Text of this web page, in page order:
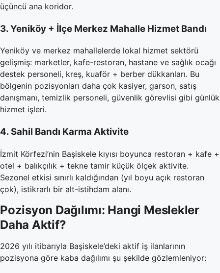
üçüncü ana koridor.
3. Yeniköy + İlçe Merkez Mahalle Hizmet Bandı
Yeniköy ve merkez mahallelerde lokal hizmet sektörü
gelişmiş: marketler, kafe-restoran, hastane ve sağlık ocağı
destek personeli, kreş, kuaför + berber dükkanları. Bu
bölgenin pozisyonları daha çok kasiyer, garson, satış
danışmanı, temizlik personeli, güvenlik görevlisi gibi günlük
hizmet işleri.
4. Sahil Bandı Karma Aktivite
İzmit Körfezi’nin Başiskele kıyısı boyunca restoran + kafe +
otel + balıkçılık + tekne tamir küçük ölçek aktivite.
Sezonel etkisi sınırlı kaldığından (yıl boyu açık restoran
çok), istikrarlı bir alt-istihdam alanı.
Pozisyon Dağılımı: Hangi Meslekler
Daha Aktif?
2026 yılı itibarıyla Başiskele’deki aktif iş ilanlarının
pozisyona göre kaba dağılımı şu şekilde gözlemleniyor: